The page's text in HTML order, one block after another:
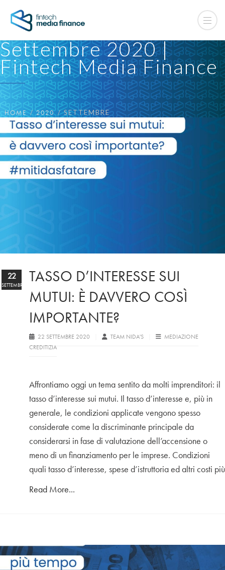
Settembre 2020 |
Fintech Media Finance
HOME 2020 SETTEMBRE
TASSO D’INTERESSE SUI
MUTUI: È DAVVERO COSÌ
IMPORTANTE?
22 SETTEMBRE 2020 TEAM NIDA'S
MEDIAZIONE
CREDITIZIA
Affrontiamo oggi un tema sentito da molti imprenditori: il
tasso d’interesse sui mutui. Il tasso d’interesse e, più in
generale, le condizioni applicate vengono spesso
considerate come la discriminante principale da
considerarsi in fase di valutazione dell’accensione o
meno di un finanziamento per le imprese. Condizioni
quali tasso d’interesse, spese d’istruttoria ed altri costi più
Read More...
22
SETTEMBRE